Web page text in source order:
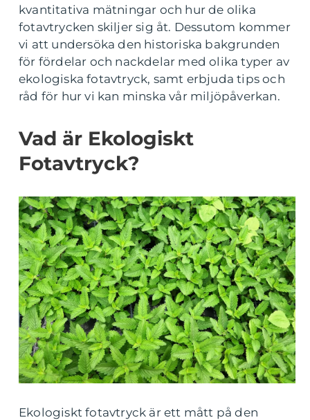
kvantitativa mätningar och hur de olika
fotavtrycken skiljer sig åt. Dessutom kommer
vi att undersöka den historiska bakgrunden
för fördelar och nackdelar med olika typer av
ekologiska fotavtryck, samt erbjuda tips och
råd för hur vi kan minska vår miljöpåverkan.
Vad är Ekologiskt
Fotavtryck?
Ekologiskt fotavtryck är ett mått på den